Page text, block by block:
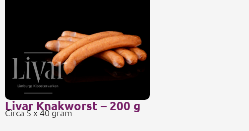
Livar Knakworst – 200 g
Circa 5 x 40 gram